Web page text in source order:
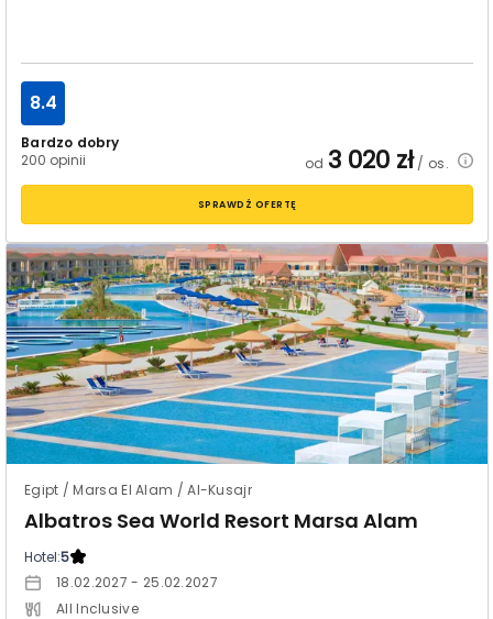
Bardzo dobry
200 opinii
8.4
od 3 020 zł/ os.
SPRAWDŹ OFERTĘ
Egipt / Marsa El Alam / Al-Kusajr
Albatros Sea World Resort Marsa Alam
Hotel:5
18.02.2027 - 25.02.2027
All Inclusive